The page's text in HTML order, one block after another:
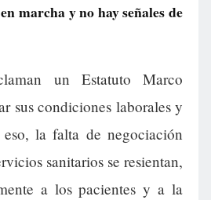
marcha y no hay señales de
un Estatuto Marco
sus condiciones laborales y
la falta de negociación
sanitarios se resientan,
a los pacientes y a la